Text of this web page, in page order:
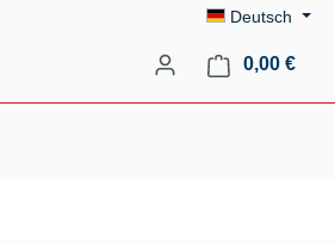
Deutsch
0,00 €